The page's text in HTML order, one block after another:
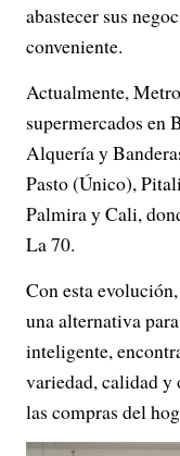
abastecer sus
conveniente.
Actualmente,
supermercados en
Alquería y
Pasto (Único),
Palmira y Cali,
La 70.
Con esta
una alternativa
inteligente,
variedad, calidad y
las compras del